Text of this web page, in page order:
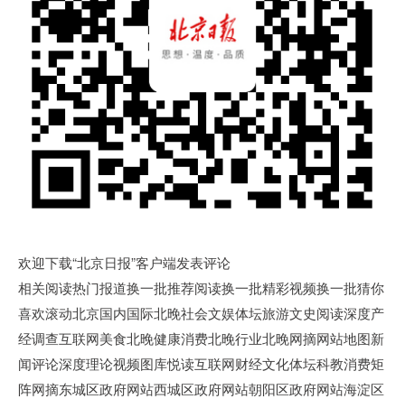
欢迎下载“北京日报”客户端发表评论
相关阅读热门报道换一批推荐阅读换一批精彩视频换一批猜你
喜欢滚动北京国内国际北晚社会文娱体坛旅游文史阅读深度产
经调查互联网美食北晚健康消费北晚行业北晚网摘网站地图新
闻评论深度理论视频图库悦读互联网财经文化体坛科教消费矩
阵网摘东城区政府网站西城区政府网站朝阳区政府网站海淀区